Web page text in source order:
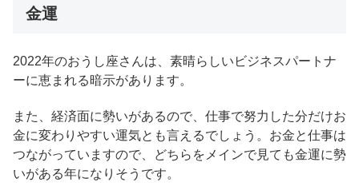
金運
2022年のおうし座さんは、素晴らしいビジネスパートナ
ーに恵まれる暗示があります。
また、経済面に勢いがあるので、仕事で努力した分だけお
金に変わりやすい運気とも言えるでしょう。お金と仕事は
つながっていますので、どちらをメインで見ても金運に勢
いがある年になりそうです。